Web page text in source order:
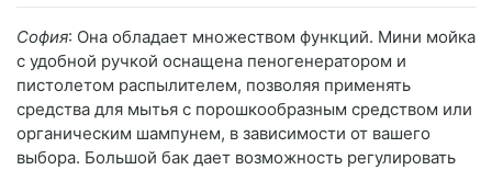
София: Она обладает множеством функций. Мини мойка
с удобной ручкой оснащена пеногенератором и
пистолетом распылителем, позволяя применять
средства для мытья с порошкообразным средством или
органическим шампунем, в зависимости от вашего
выбора. Большой бак дает возможность регулировать